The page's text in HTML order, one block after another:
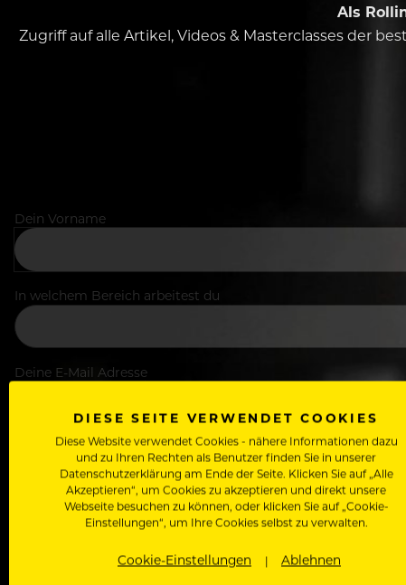
Als
Zugriff auf alle Artikel, Videos & Masterclasses der
Dein Vorname
In welchem Bereich arbeitest du
Deine E-Mail Adresse
Passwort
DIESE SEITE VERWENDET COOKIES
Diese Website verwendet Cookies - nähere Informationen dazu
und zu Ihren Rechten als Benutzer finden Sie in unserer
Datenschutzerklärung am Ende der Seite. Klicken Sie auf „Alle
Akzeptieren“, um Cookies zu akzeptieren und direkt unsere
Webseite besuchen zu können, oder klicken Sie auf „Cookie-
Einstellungen“, um Ihre Cookies selbst zu verwalten.
Cookie-Einstellungen Ablehnen